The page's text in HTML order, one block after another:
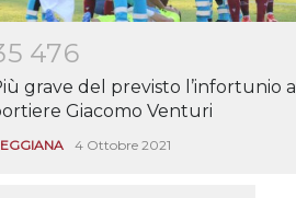
5 476
grave del previsto l’infortunio al
Giacomo Venturi
4 Ottobre 2021